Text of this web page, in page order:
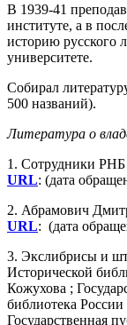
В 1939-41
институте, а в
историю русского
университете.
Собирал
500 названий).
Литература о
1. Сотрудники
URL: (дата
2. Абрамович
URL: (дата
3. Экслибрисы и
Исторической
Кожухова ;
библиотека
Государственная